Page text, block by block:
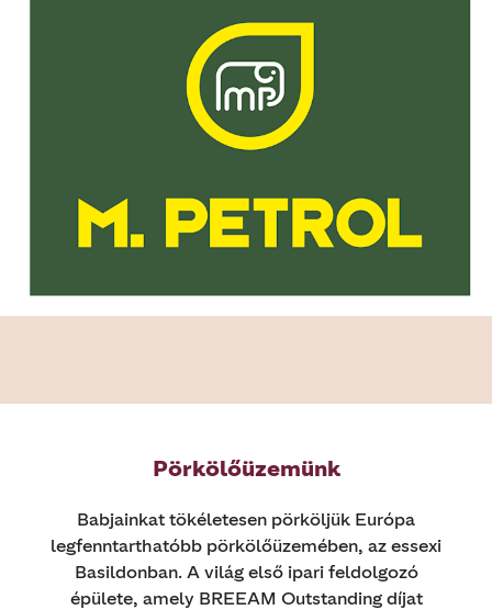
Pörkölőüzemünk
Babjainkat tökéletesen pörköljük Európa
legfenntarthatóbb pörkölőüzemében, az essexi
Basildonban. A világ első ipari feldolgozó
épülete, amely BREEAM Outstanding díjat